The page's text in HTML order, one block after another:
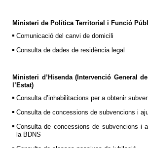
Ministeri de Política Territorial i Funció
Comunicació del canvi de domicili
Consulta de dades de residència legal
Ministeri d’Hisenda (Intervenció General
l’Estat)
Consulta d’inhabilitacions per a obtenir
Consulta de concessions de subvencions i
Consulta de concessions de subvencions i
la BDNS